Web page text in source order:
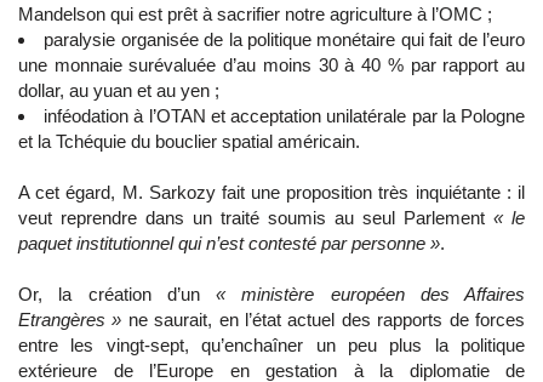
Mandelson qui est prêt à sacrifier notre agriculture à l’OMC ;
paralysie organisée de la politique monétaire qui fait de l’euro
une monnaie surévaluée d’au moins 30 à 40 % par rapport au
dollar, au yuan et au yen ;
inféodation à l’OTAN et acceptation unilatérale par la Pologne
et la Tchéquie du bouclier spatial américain.
A cet égard, M. Sarkozy fait une proposition très inquiétante : il
veut reprendre dans un traité soumis au seul Parlement « le
paquet institutionnel qui n’est contesté par personne ».
Or, la création d’un « ministère européen des Affaires
Etrangères » ne saurait, en l’état actuel des rapports de forces
entre les vingt-sept, qu’enchaîner un peu plus la politique
extérieure de l’Europe en gestation à la diplomatie de